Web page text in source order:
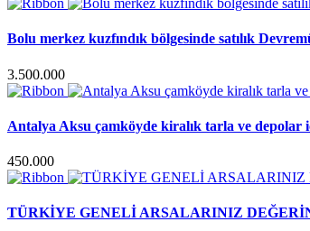
Bolu merkez kuzfındık bölgesinde satılık
3.500.000
Antalya Aksu çamköyde kiralık tarla ve depolar
450.000
TÜRKİYE GENELİ ARSALARINIZ